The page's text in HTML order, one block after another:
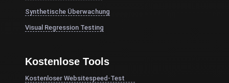
Synthetische Überwachung
Visual Regression Testing
Kostenlose Tools
Kostenloser Websitespeed-Test